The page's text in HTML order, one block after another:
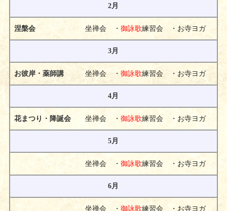
2月
涅槃会 坐禅会 ・ 御詠歌練習会 ・お寺ヨガ
3月
お彼岸・薬師講 坐禅会 ・ 御詠歌練習会 ・お寺ヨガ
4月
花まつり・降誕会 坐禅会 ・ 御詠歌練習会 ・お寺ヨガ
5月
坐禅会 ・ 御詠歌練習会 ・お寺ヨガ
6月
坐禅会 ・ 御詠歌練習会 ・お寺ヨガ